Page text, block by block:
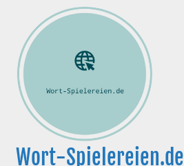
Wort-Spielereien.de